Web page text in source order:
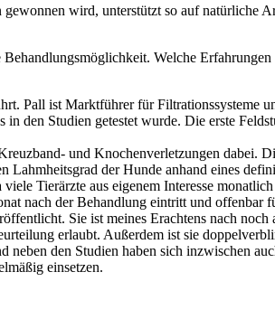
wird, unterstützt so auf natür­liche
Welche
Pall ist Marktführer für Filtrationssysteme
den Studien getestet wurde. Die erste
und Knochenverletzungen dabei.
Lahmheitsgrad der Hunde anhand eines
Tierärzte aus eigenem Interesse
nach der Behandlung eintritt und
Sie ist meines Erachtens nach noch
erlaubt. Außerdem ist sie
neben den Studien haben sich inzwischen
einsetzen.